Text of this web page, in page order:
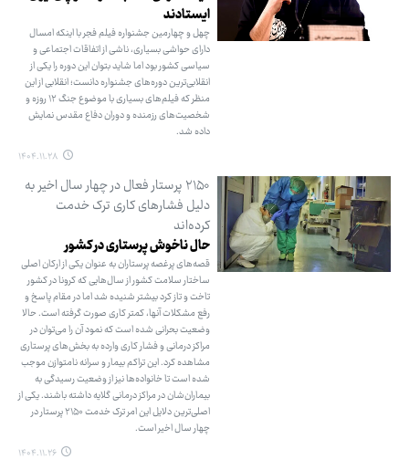
ایستادند
چهل و چهارمین جشنواره فیلم فجر با اینکه امسال
دارای حواشی بسیاری، ناشی از اتفاقات اجتماعی و
سیاسی کشور بود اما شاید بتوان این دوره را یکی از
انقلابی‌ترین دوره‌های جشنواره دانست؛ انقلابی از این
منظر که فیلم‌های بسیاری با موضوع جنگ ۱۲ روزه و
شخصیت‌های رزمنده و دوران دفاع مقدس نمایش
داده شد.
۱۴۰۴.۱۱.۲۸
۲۱۵۰ پرستار فعال در چهار سال اخیر به
دلیل فشارهای کاری ترک خدمت
کرده‌اند
حال ناخوش پرستاری در کشور
قصه‌های پرغصه پرستاران به عنوان یکی از ارکان اصلی
ساختار سلامت کشور از سال‌هایی که کرونا در کشور
تاخت و تاز کرد بیشتر شنیده شد اما در مقام پاسخ و
رفع مشکلات آنها، کمتر کاری صورت گرفته است. حالا
وضعیت بحرانی شده است که نمود آن را می‌توان در
مراکز درمانی و فشار کاری وارده به بخش‌های پرستاری
مشاهده کرد. این تراکم بیمار و سرانه نامتوازن موجب
شده است تا خانواده‌ها نیز از وضعیت رسیدگی به
بیماران‌شان در مراکز درمانی گلایه داشته باشند. یکی از
اصلی‌ترین دلایل این امر ترک خدمت ۲۱۵۰ پرستار در
چهار سال اخیر است.
۱۴۰۴.۱۱.۲۶